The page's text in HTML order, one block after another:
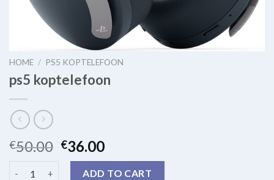
HOME / PS5 KOPTELEFOON
ps5 koptelefoon
€50.00 €36.00
ADD TO CART